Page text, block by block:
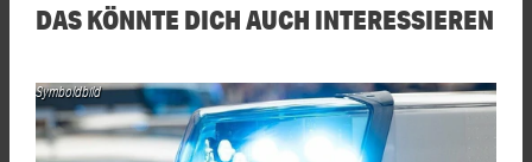
DAS KÖNNTE DICH AUCH INTERESSIEREN
Symboldbild